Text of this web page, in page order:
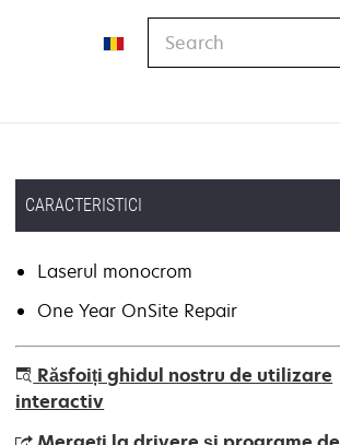
CARACTERISTICI
Laserul monocrom
One Year OnSite Repair
Răsfoiți ghidul nostru de utilizare
interactiv